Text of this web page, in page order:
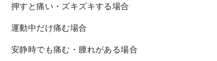
押すと痛い・ズキズキする場合
運動中だけ痛む場合
安静時でも痛む・腫れがある場合